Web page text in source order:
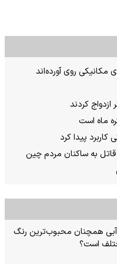
روی آورده‌اند
ازدواج کردند
ماه است
پیدا کرد
آبی همچنان محبوب‌ترین رنگ
است؟